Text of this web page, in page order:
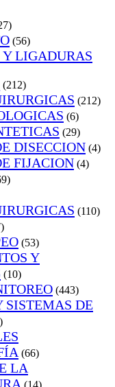
(56)
LIGADURAS
(212)
(212)
(6)
(29)
DISECCION (4)
FIJACION (4)
(110)
(53)
Y
(10)
(443)
SISTEMAS DE
(66)
LA